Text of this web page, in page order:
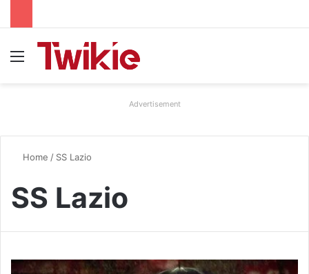
Advertisement
Home / SS Lazio
SS Lazio